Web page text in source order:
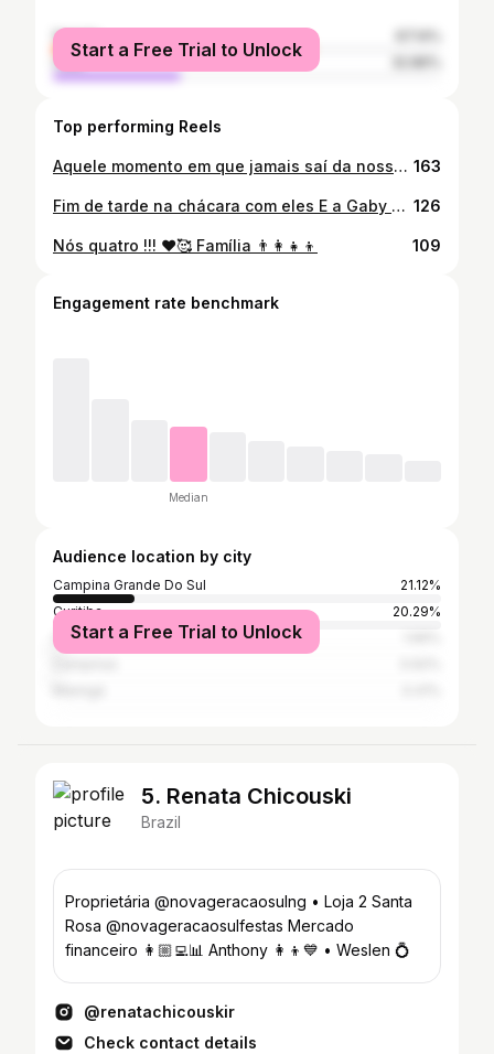
female
male
Start a Free Trial to Unlock
Top performing Reels
Aquele momento em que jamais saí da nossa memória ❤ Tudo por eles e para eles 😍 Gabriela 23/10/19 3.380 kg De puro amor e gostosura 💖 163
Fim de tarde na chácara com eles E a Gaby sorrindo pra foto, vê se eu posso com isso 🤩🥰 126
Nós quatro !!! ❤🥰 Família 👨‍👩‍👧‍👦 109
Engagement rate benchmark
Median
Audience location by city
Campina Grande Do Sul
21.12%
Curitiba
20.29%
São Paulo
Start a Free Trial to Unlock
5. Renata Chicouski
Brazil
Proprietária @novageracaosulng • Loja 2 Santa
Rosa @novageracaosulfestas Mercado
financeiro 👩🏼‍💻📊 Anthony 👩‍👦💙 • Weslen 💍
@renatachicouskir
Check contact details